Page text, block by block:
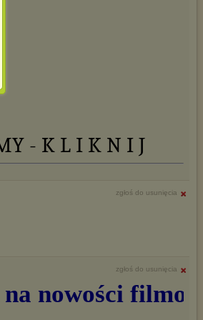
- K L I K N I J
zgłoś do usunięcia
zgłoś do usunięcia
nowości filmowe